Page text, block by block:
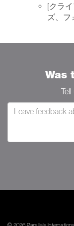
[クラ
ズ、フ
Was